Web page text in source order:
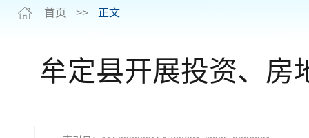
首页 >> 正文
牟定县开展投资、房